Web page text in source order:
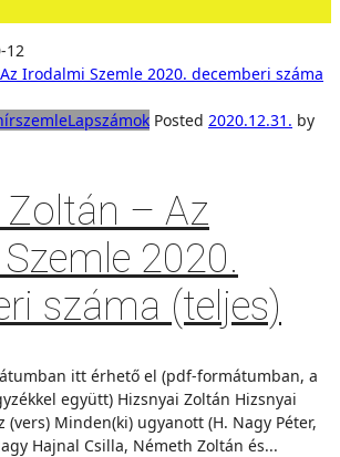
12
Lapszámok Posted 2020.12.31. by
Zoltán – Az
2020.
száma (teljes)
itt érhető el (pdf-formátumban, a
együtt) Hizsnyai Zoltán Hizsnyai
(vers) Minden(ki) ugyanott (H. Nagy Péter,
Hajnal Csilla, Németh Zoltán és...